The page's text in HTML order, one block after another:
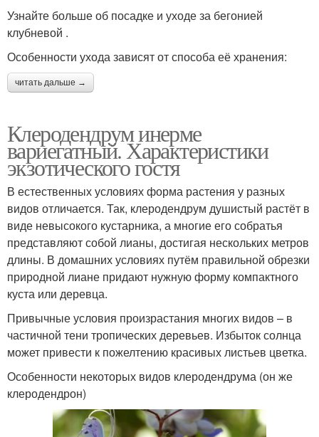
Узнайте больше об посадке и уходе за бегонией
клубневой .
Особенности ухода зависят от способа её хранения:
читать дальше →
Клеродендрум инерме
вариегатный. Характеристики
экзотического гостя
В естественных условиях форма растения у разных
видов отличается. Так, клеродендрум душистый растёт в
виде невысокого кустарника, а многие его собратья
представляют собой лианы, достигая нескольких метров
длины. В домашних условиях путём правильной обрезки
природной лиане придают нужную форму компактного
куста или деревца.
Привычные условия произрастания многих видов – в
частичной тени тропических деревьев. Избыток солнца
может привести к пожелтению красивых листьев цветка.
Особенности некоторых видов клеродендрума (он же
клеродендрон)